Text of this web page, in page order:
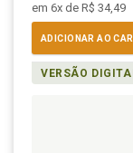
em 6x de R$ 34,49
ADICIONAR AO
VERSÃO